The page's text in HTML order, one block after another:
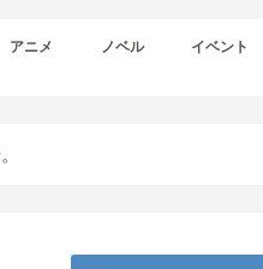
アニメ ノベル イベント